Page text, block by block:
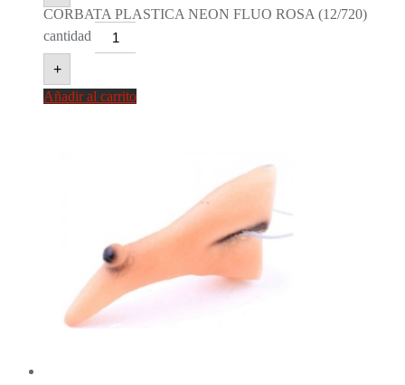
CORBATA PLASTICA NEON FLUO ROSA (12/720)
cantidad
+
Añadir al carrito